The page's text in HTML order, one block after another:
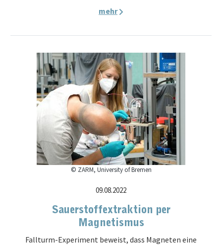
mehr
© ZARM, University of Bremen
09.08.2022
Sauerstoffextraktion per
Magnetismus
Fallturm-Experiment beweist, dass Magneten eine